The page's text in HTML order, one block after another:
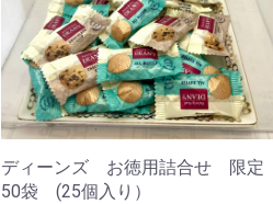
ディーンズ お徳用詰合せ 限定
50袋 (25個入り）